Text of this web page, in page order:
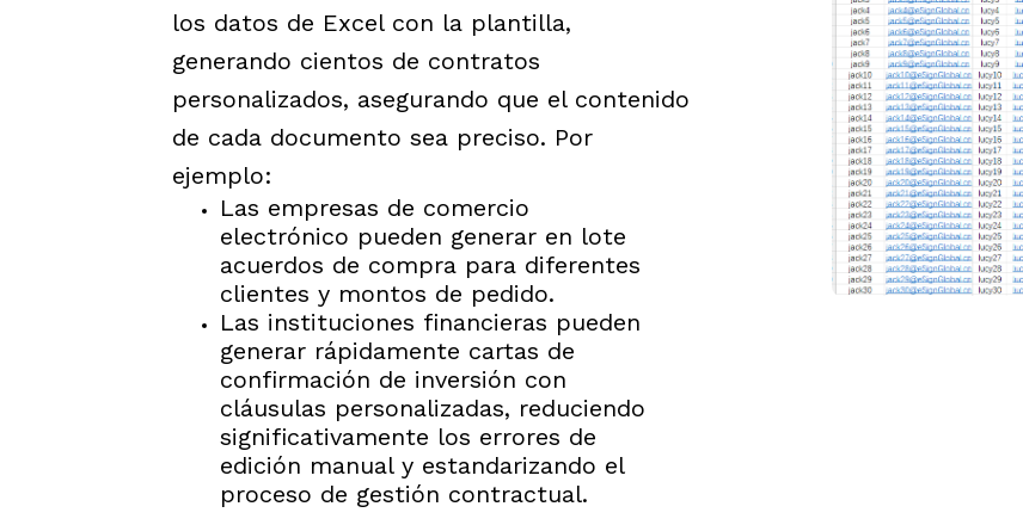
los datos de Excel con la plantilla,
generando cientos de contratos
personalizados, asegurando que el contenido
de cada documento sea preciso. Por
ejemplo:
Las empresas de comercio
electrónico pueden generar en lote
acuerdos de compra para diferentes
clientes y montos de pedido.
Las instituciones financieras pueden
generar rápidamente cartas de
confirmación de inversión con
cláusulas personalizadas, reduciendo
significativamente los errores de
edición manual y estandarizando el
proceso de gestión contractual.